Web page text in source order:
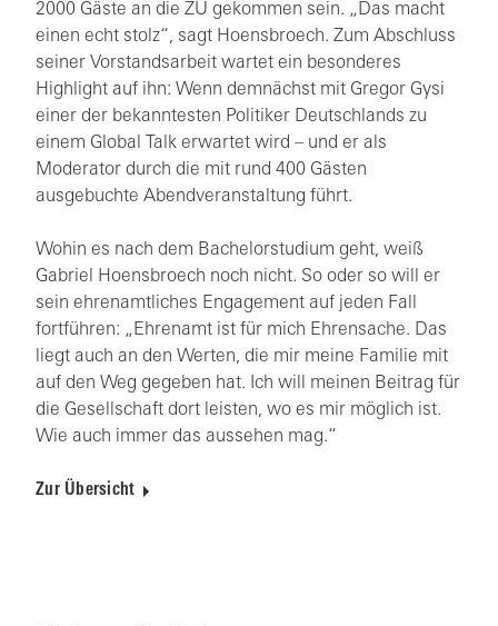
2000 Gäste an die ZU gekommen sein. „Das macht
einen echt stolz“, sagt Hoensbroech. Zum Abschluss
seiner Vorstandsarbeit wartet ein besonderes
Highlight auf ihn: Wenn demnächst mit Gregor Gysi
einer der bekanntesten Politiker Deutschlands zu
einem Global Talk erwartet wird – und er als
Moderator durch die mit rund 400 Gästen
ausgebuchte Abendveranstaltung führt.
Wohin es nach dem Bachelorstudium geht, weiß
Gabriel Hoensbroech noch nicht. So oder so will er
sein ehrenamtliches Engagement auf jeden Fall
fortführen: „Ehrenamt ist für mich Ehrensache. Das
liegt auch an den Werten, die mir meine Familie mit
auf den Weg gegeben hat. Ich will meinen Beitrag für
die Gesellschaft dort leisten, wo es mir möglich ist.
Wie auch immer das aussehen mag.“
Zur Übersicht